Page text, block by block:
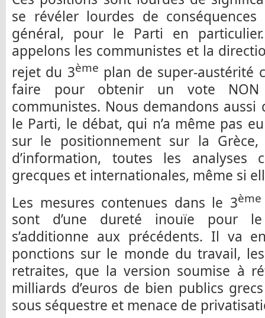
se révéler lourdes de
général, pour le Parti en
appelons les communistes et la
rejet du 3ème plan de super-austérité
faire pour obtenir un vote
communistes. Nous demandons
le Parti, le débat, qui n’a même pas
sur le positionnement sur la
d’information, toutes les analyses
grecques et internationales, même si
Les mesures contenues dans le 3ème
sont d’une dureté inouïe pour le
s’additionne aux précédents. Il va
ponctions sur le monde du travail,
retraites, que la version soumise à
milliards d’euros de bien publics
sous séquestre et menace de